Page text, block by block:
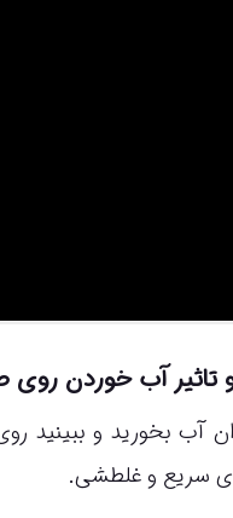
تاثیر آب خوردن روی
دو هفته روزی حداقل 5
سریع و غلطشی.